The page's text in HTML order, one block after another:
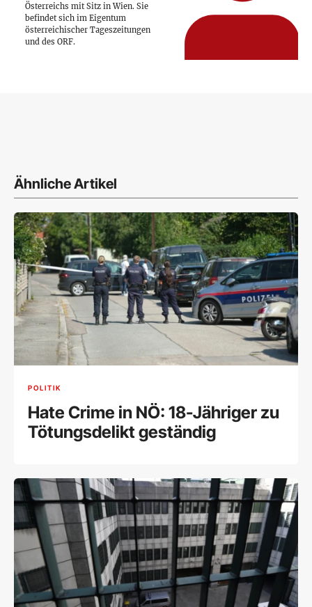
Österreichs mit Sitz in Wien. Sie
befindet sich im Eigentum
österreichischer Tageszeitungen
und des ORF.
Ähnliche Artikel
POLITIK
Hate Crime in NÖ: 18-Jähriger zu
Tötungsdelikt geständig